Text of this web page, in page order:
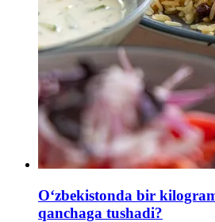
Oʻzbekistonda bir
qanchaga tushadi?